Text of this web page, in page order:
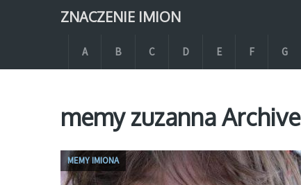
ZNACZENIE IMION
A B C D E F G
memy zuzanna Archive
MEMY IMIONA